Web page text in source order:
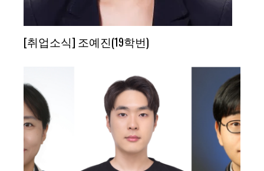
[취업소식] 조예진(19학번)